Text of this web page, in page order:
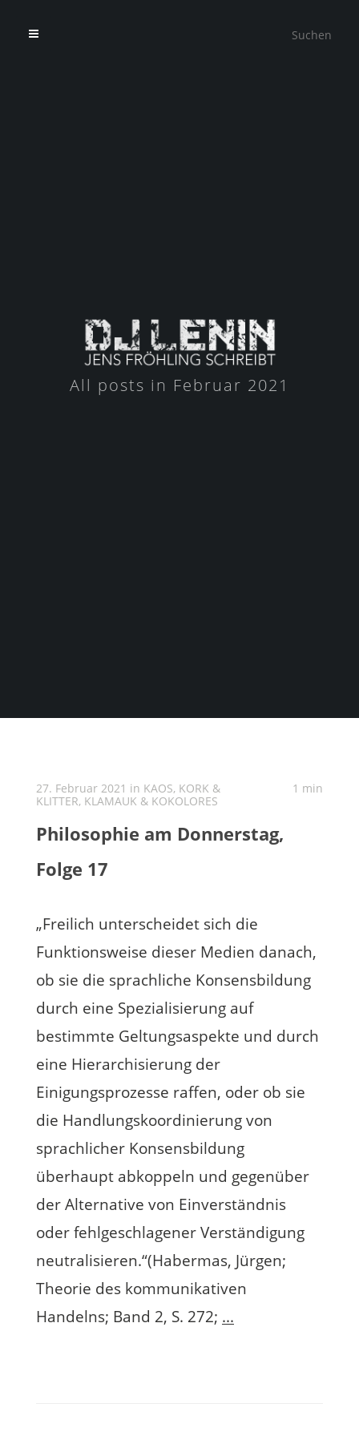
All posts in Februar 2021
27. Februar 2021 in KAOS, KORK &
KLITTER, KLAMAUK & KOKOLORES
1 min
Philosophie am Donnerstag,
Folge 17
„Freilich unterscheidet sich die
Funktionsweise dieser Medien danach,
ob sie die sprachliche Konsensbildung
durch eine Spezialisierung auf
bestimmte Geltungsaspekte und durch
eine Hierarchisierung der
Einigungsprozesse raffen, oder ob sie
die Handlungskoordinierung von
sprachlicher Konsensbildung
überhaupt abkoppeln und gegenüber
der Alternative von Einverständnis
oder fehlgeschlagener Verständigung
neutralisieren.“(Habermas, Jürgen;
Theorie des kommunikativen
Handelns; Band 2, S. 272; ...